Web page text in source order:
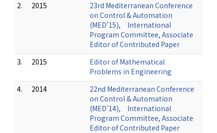
2.
2015
23rd Mediterranean Conference
on Control & Automation
(MED'15), International
Program Committee, Associate
Editor of Contributed Paper
3.
2015
Editor of Mathematical
Problems in Engineering
4.
2014
22nd Mediterranean Conference
on Control & Automation
(MED'14), International
Program Committee, Associate
Editor of Contributed Paper